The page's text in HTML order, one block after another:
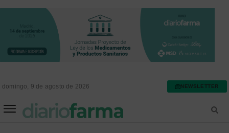
domingo, 9 de agosto de 2026 NEWSLETTER